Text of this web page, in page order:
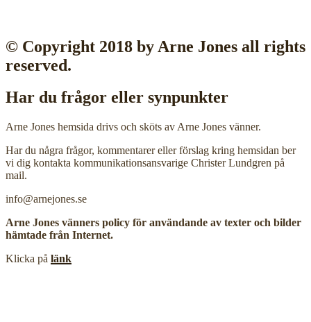
© Copyright 2018 by Arne Jones all rights
reserved.
Har du frågor eller synpunkter
Arne Jones hemsida drivs och sköts av Arne Jones vänner.
Har du några frågor, kommentarer eller förslag kring hemsidan ber
vi dig kontakta kommunikationsansvarige Christer Lundgren på
mail.
info@arnejones.se
Arne Jones vänners policy för användande av texter och bilder
hämtade från Internet.
Klicka på länk